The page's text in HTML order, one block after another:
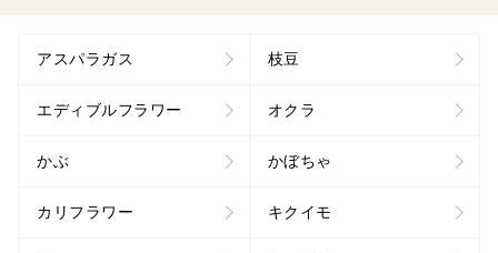
アスパラガス 枝豆
エディブルフラワー オクラ
かぶ かぼちゃ
カリフラワー キクイモ